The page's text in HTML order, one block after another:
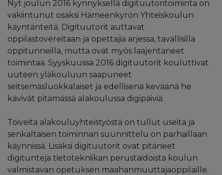
Nyt joulun 2016 kynnyksellä digituutoritoiminta on
vakiintunut osaksi Hämeenkyrön Yhteiskoulun
käyntänteitä. Digituutorit auttavat
oppilastovereitaan ja opettajia arjessa, tavallisilla
oppitunneilla, mutta ovat myös laajentaneet
toimintaa. Syyskuussa 2016 digituutorit kouluttivat
uuteen yläkouluun saapuneet
seitsemäsluokkalaiset ja edellisenä keväänä he
kävivät pitämässä alakoulussa digipäiviä.
Toiveita alakouluyhteistyöstä on tullut useita ja
senkaltaisen toiminnan suunnittelu on parhaillaan
käynnissä. Lisäksi digituutorit ovat pitäneet
digitunteja tietotekniikan perustaidoista koulun
valmistavan opetuksen maahanmuuttajaoppilaille.